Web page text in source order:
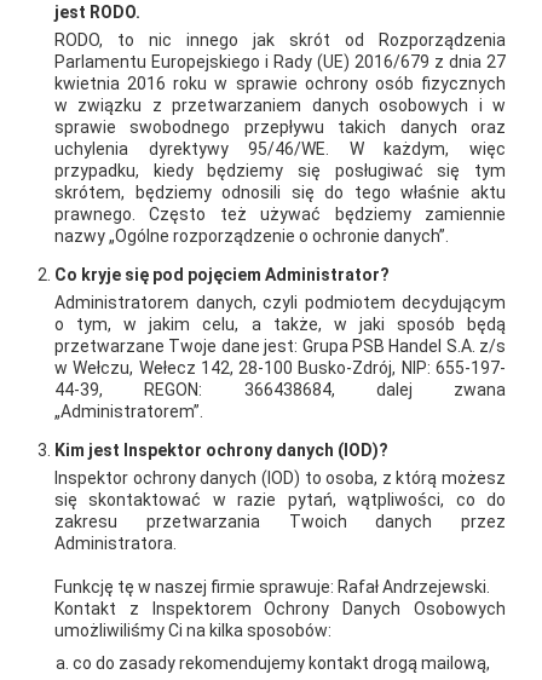
tys. respondentów. Nagroda potwierdza nie tylko wysoką
jakość usług oferowanych przez Grupę PSB, ale także jej
zaangażowanie społeczne i pozytywny wpływ na lokalne
społeczności. Uroczystość wręczenia statuetek odbyła się 22
października w Warszawie, a w imieniu Grupy PSB nagrodę
odebrała Marta Lewicka, Trade Marketing Manager Grupy PSB
Handel S.A.
AKTUALNOŚCI
jest RODO.
RODO, to nic innego jak skrót od Rozporządzenia
Parlamentu Europejskiego i Rady (UE) 2016/679 z dnia 27
kwietnia 2016 roku w sprawie ochrony osób fizycznych
w związku z przetwarzaniem danych osobowych i w
sprawie swobodnego przepływu takich danych oraz
uchylenia dyrektywy 95/46/WE. W każdym, więc
przypadku, kiedy będziemy się posługiwać się tym
skrótem, będziemy odnosili się do tego właśnie aktu
prawnego. Często też używać będziemy zamiennie
nazwy „Ogólne rozporządzenie o ochronie danych”.
Co kryje się pod pojęciem Administrator?
Administratorem danych, czyli podmiotem decydującym
o tym, w jakim celu, a także, w jaki sposób będą
przetwarzane Twoje dane jest: Grupa PSB Handel S.A. z/s
w Wełczu, Wełecz 142, 28-100 Busko-Zdrój, NIP: 655-197-
44-39, REGON: 366438684, dalej zwana
„Administratorem”.
Kim jest Inspektor ochrony danych (IOD)?
Inspektor ochrony danych (IOD) to osoba, z którą możesz
się skontaktować w razie pytań, wątpliwości, co do
zakresu przetwarzania Twoich danych przez
Administratora.
Funkcję tę w naszej firmie sprawuje: Rafał Andrzejewski.
Kontakt z Inspektorem Ochrony Danych Osobowych
umożliwiliśmy Ci na kilka sposobów:
co do zasady rekomendujemy kontakt drogą mailową,